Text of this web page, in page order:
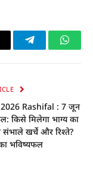
Telegram
Rashifal : 7 जून
किसे मिलेगा भाग्य का
संभाले खर्चे और रिश्ते?
भविष्यफल